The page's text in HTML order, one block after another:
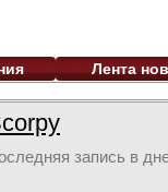
Лента
запись в